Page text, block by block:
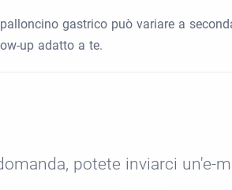
gastrico può variare a
up adatto a te.
potete inviarci un'e-